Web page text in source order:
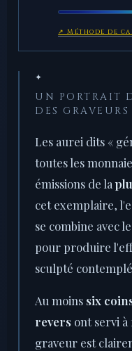
↗ Méthode de
✦
UN PORTRAIT
DES GRAVEURS
Les aurei dits «
toutes les
émissions de la
cet exemplaire,
se combine avec
pour produire
sculpté
Au moins six
revers ont servi
graveur est